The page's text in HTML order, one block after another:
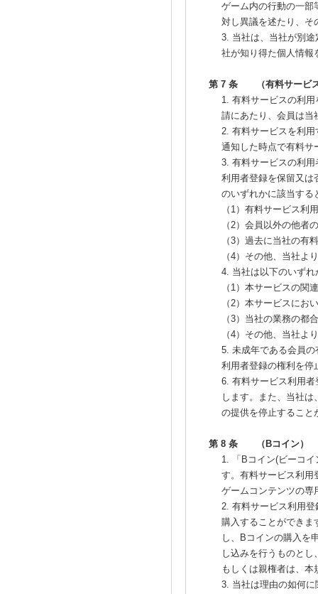
ゲーム内の行動の一部
対し異議を述たり、そ
3. 当社は、当社が別
社が知り得た個人情報
第 7 条 （有料サービ
1. 有料サービスの利
請にあたり、会員は当
2. 有料サービスを利
通知した時点で有料サ
3. 有料サービスの利
利用者登録を保留又は
のいずれかに該当する
（1）有料サービス利
（2）会員以外の他者
（3）過去に当社の有
（4）その他、当社よ
4. 当社は以下のいず
（1）本サービスの関
（2）本サービスにお
（3）当社の業務の都
（4）その他、当社よ
5. 未成年である会員
利用者登録の権利を停
6. 有料サービス利用
します。また、当社
の提供を停止すること
第 8 条 （Bコイン）
1. 「Bコイン(ビーコ
す。有料サービス利用
ゲームコンテンツの専
2. 有料サービス利用
購入することができま
し、Bコインの購入を
し込みを行うものと
もしくは親権者は、
3. 当社は理由の如何